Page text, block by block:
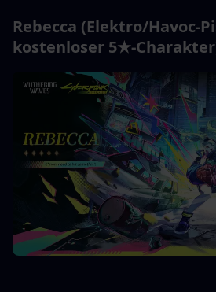
Rebecca (Elektro/Havoc-
kostenloser 5★-